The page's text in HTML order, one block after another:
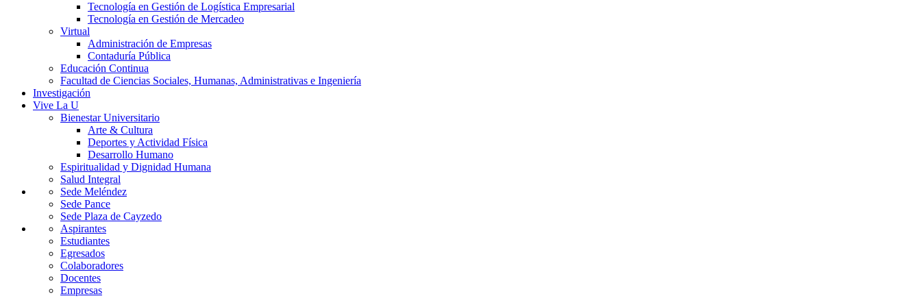
Tecnología en Gestión de Logística Empresarial
Tecnología en Gestión de Mercadeo
Virtual
Administración de Empresas
Contaduría Pública
Educación Continua
Facultad de Ciencias Sociales, Humanas, Administrativas e Ingeniería
Investigación
Vive La U
Bienestar Universitario
Arte & Cultura
Deportes y Actividad Física
Desarrollo Humano
Espiritualidad y Dignidad Humana
Salud Integral
Sede Meléndez
Sede Pance
Sede Plaza de Cayzedo
Aspirantes
Estudiantes
Egresados
Colaboradores
Docentes
Empresas